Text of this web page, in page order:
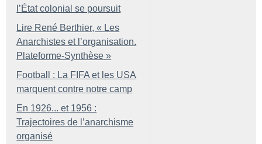
l’État colonial se poursuit
Lire René Berthier, « Les
Anarchistes et l’organisation.
Plateforme-Synthèse »
Football : La FIFA et les USA
marquent contre notre camp
En 1926... et 1956 :
Trajectoires de l’anarchisme
organisé